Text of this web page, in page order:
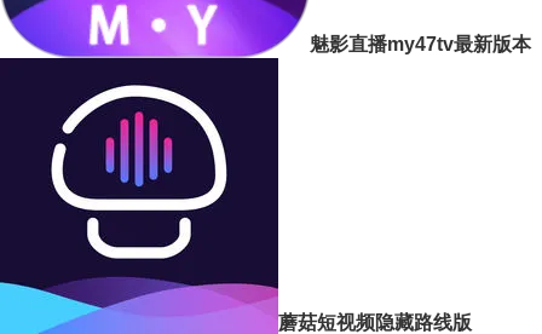
魅影直播my47tv最新版本
蘑菇短视频隐藏路线版